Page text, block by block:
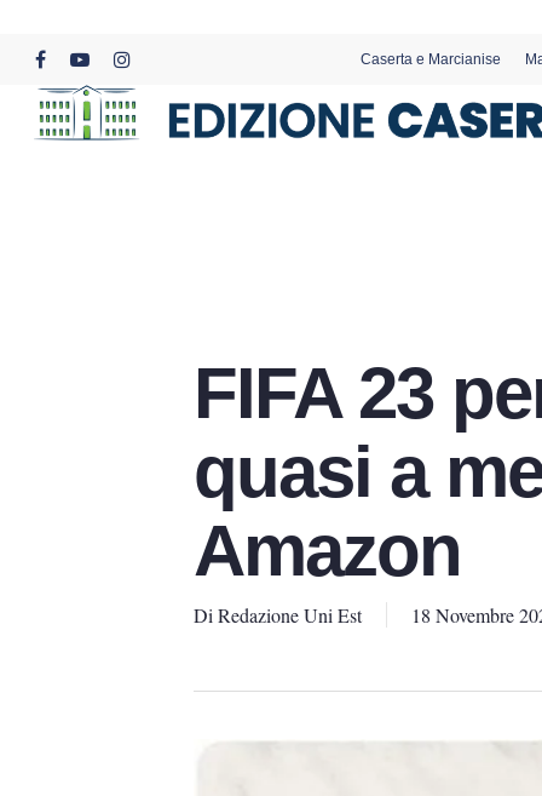
content
facebookyoutubeinstagram
Caserta e Marcianise
FIFA 23
quasi a
Amazon
Di Redazione Uni Est 18 Novembre